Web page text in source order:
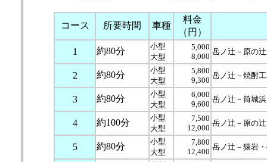
コース 所要時間 車種
料金
（円）
1
約80分
小型
大型
5,000
8,000
岳ノ辻－原の
2 約80分
小型
大型
5,800
9,300
岳ノ辻－焼酎
3 約80分
小型
大型
6,000
9,600
岳ノ辻－筒城
4 約100分
小型
大型
7,500
12,000
岳ノ辻－原の
5 約80分
小型
大型
7,800
12,400
岳ノ辻－猿岩